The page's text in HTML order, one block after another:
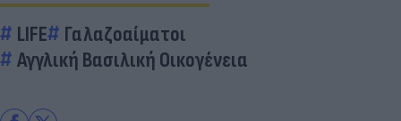
LIFE
Γαλαζοαίματοι
Αγγλική Βασιλική Οικογένεια